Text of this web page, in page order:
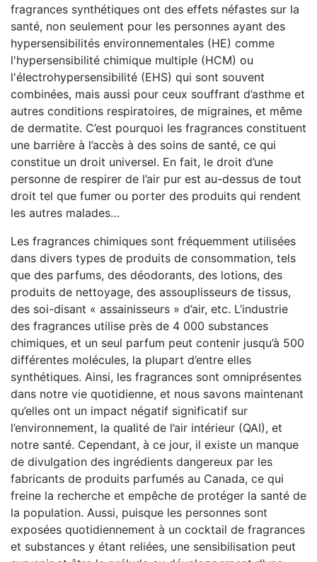
fragrances synthétiques ont des effets néfastes sur la
santé, non seulement pour les personnes ayant des
hypersensibilités environnementales (HE) comme
l'hypersensibilité chimique multiple (HCM) ou
l'électrohypersensibilité (EHS) qui sont souvent
combinées, mais aussi pour ceux souffrant d’asthme et
autres conditions respiratoires, de migraines, et même
de dermatite. C’est pourquoi les fragrances constituent
une barrière à l’accès à des soins de santé, ce qui
constitue un droit universel. En fait, le droit d’une
personne de respirer de l’air pur est au-dessus de tout
droit tel que fumer ou porter des produits qui rendent
les autres malades…
Les fragrances chimiques sont fréquemment utilisées
dans divers types de produits de consommation, tels
que des parfums, des déodorants, des lotions, des
produits de nettoyage, des assouplisseurs de tissus,
des soi-disant « assainisseurs » d’air, etc. L’industrie
des fragrances utilise près de 4 000 substances
chimiques, et un seul parfum peut contenir jusqu’à 500
différentes molécules, la plupart d’entre elles
synthétiques. Ainsi, les fragrances sont omniprésentes
dans notre vie quotidienne, et nous savons maintenant
qu’elles ont un impact négatif significatif sur
l’environnement, la qualité de l’air intérieur (QAI), et
notre santé. Cependant, à ce jour, il existe un manque
de divulgation des ingrédients dangereux par les
fabricants de produits parfumés au Canada, ce qui
freine la recherche et empêche de protéger la santé de
la population. Aussi, puisque les personnes sont
exposées quotidiennement à un cocktail de fragrances
et substances y étant reliées, une sensibilisation peut